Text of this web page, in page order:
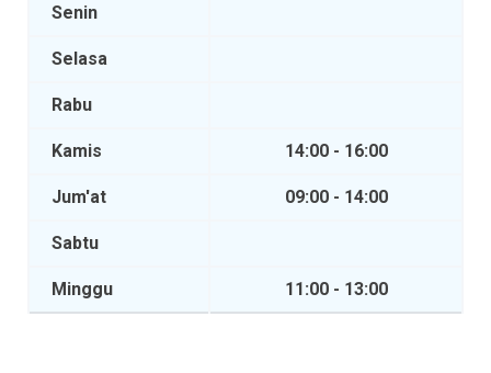
Senin
Selasa
Rabu
Kamis 14:00 - 16:00
Jum'at 09:00 - 14:00
Sabtu
Minggu 11:00 - 13:00